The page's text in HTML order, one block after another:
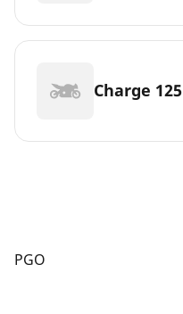
Charge 125
PGO